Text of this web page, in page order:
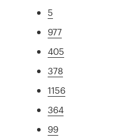
5
977
405
378
1156
364
99